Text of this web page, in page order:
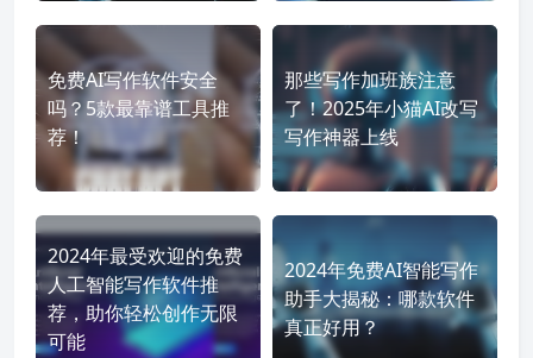
免费AI写作软件安全
吗？5款最靠谱工具推
荐！
那些写作加班族注意
了！2025年小猫AI改写
写作神器上线
2024年最受欢迎的免费
人工智能写作软件推
荐，助你轻松创作无限
可能
2024年免费AI智能写作
助手大揭秘：哪款软件
真正好用？